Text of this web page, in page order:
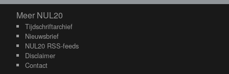
Meer NUL20
Meer NUL20
Tijdschriftarchief
Nieuwsbrief
NUL20 RSS-feeds
Disclaimer
Contact